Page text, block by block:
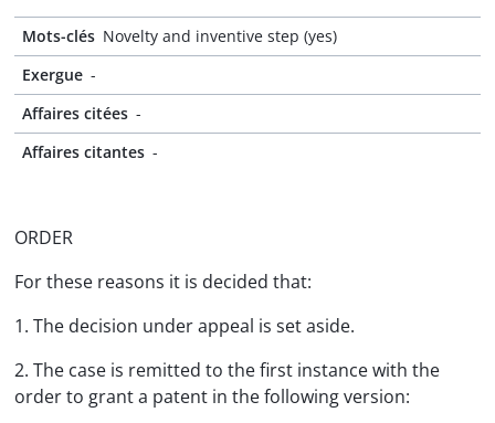
Mots-clés Novelty and inventive step (yes)
Exergue -
Affaires citées -
Affaires citantes -
ORDER
For these reasons it is decided that:
1. The decision under appeal is set aside.
2. The case is remitted to the first instance with the
order to grant a patent in the following version: